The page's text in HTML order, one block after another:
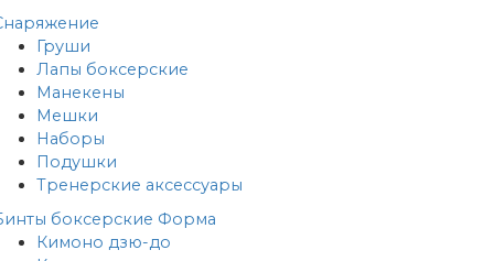
Груши
Лапы боксерские
Манекены
Мешки
Наборы
Подушки
Тренерские аксессуары
боксерские Форма
Кимоно дзю-до